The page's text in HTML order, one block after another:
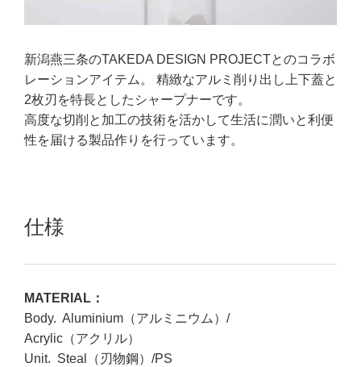
新潟燕三条のTAKEDA DESIGN PROJECTとのコラボ
レーションアイテム。 精緻なアルミ削り出し上下蓋と
2枚刃を特長としたシャープナーです。
高度な切削と加工の技術を活かして生活に潤いと利便
性を届ける製品作りを行っています。
仕様
MATERIAL：
Body. Aluminium（アルミニウム）/
Acrylic（アクリル）
Unit. Steal（刃物鋼）/PS